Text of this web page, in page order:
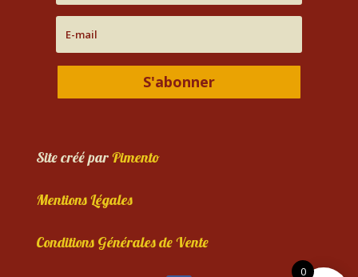
S'abonner
Site créé parPimento
Mentions Légales
Conditions Générales de Vente
0